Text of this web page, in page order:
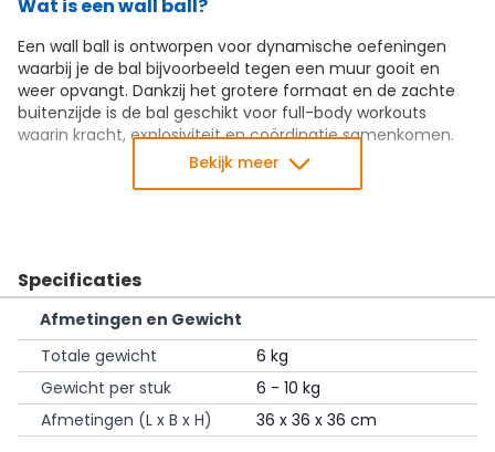
Wat is een wall ball?
Een wall ball is ontworpen voor dynamische oefeningen
waarbij je de bal bijvoorbeeld tegen een muur gooit en
weer opvangt. Dankzij het grotere formaat en de zachte
buitenzijde is de bal geschikt voor full-body workouts
waarin kracht, explosiviteit en coördinatie samenkomen.
Waarom deze wall ball?
geschikt voor intensief gebruik.
Comfortabele grip:de buitenzijde biedt houvast
tijdens verschillende oefeningen.
Gewicht van 6 kg:geschikt voor sporters die hun
techniek en kracht verder willen ontwikkelen.
Technische specificaties
Gewicht: 6 kg
Bekijk meer
Specificaties
Afmetingen en Gewicht
Totale gewicht
6 kg
Gewicht per stuk
6 - 10 kg
Afmetingen (L x B x H)
36 x 36 x 36 cm